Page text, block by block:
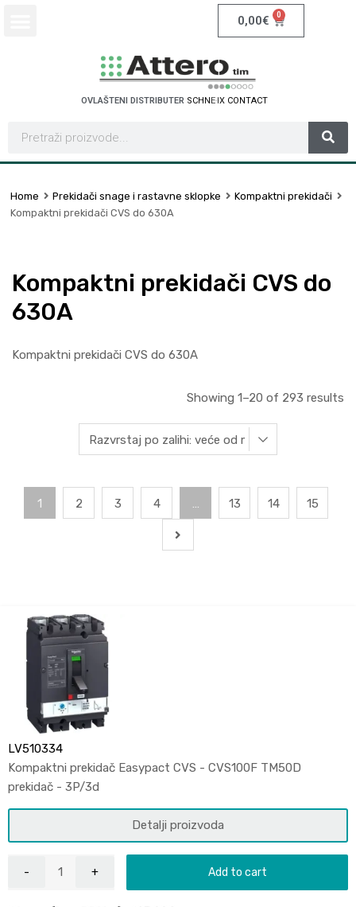
0,00€ 0
OVLAŠTENI DISTRIBUTER SCHNEIDER ELECTRI
Home Prekidači snage i rastavne sklopke
Kompaktni prekidači
Kompaktni prekidači CVS do 630A
Kompaktni prekidači CVS do
630A
Kompaktni prekidači CVS do 630A
Showing 1–20 of 293 results
1 2 3 4 … 13 14 15
LV510334
Kompaktni prekidač Easypact CVS - CVS100F TM50D
prekidač - 3P/3d
Detalji proizvoda
Add to cart